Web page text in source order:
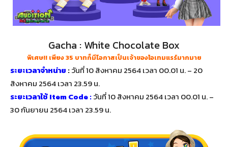
Gacha : White Chocolate Box
พิเศษ!! เพียง 35 บาทก็มีโอกาสเป็นเจ้าของไอเทมแรร์มากมาย
ระยะเวลาจำหน่าย :วันที่ 10 สิงหาคม 2564 เวลา 00.01 น. – 20
สิงหาคม 2564 เวลา 23.59 น.
ระยะเวลาใช้ Item Code :วันที่ 10 สิงหาคม 2564 เวลา 00.01 น. –
30 กันยายน 2564 เวลา 23.59 น.